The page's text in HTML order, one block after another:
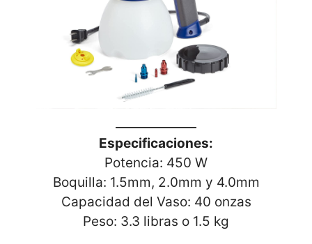
Especificaciones:
Potencia: 450 W
Boquilla: 1.5mm, 2.0mm y 4.0mm
Capacidad del Vaso: 40 onzas
Peso: 3.3 libras o 1.5 kg